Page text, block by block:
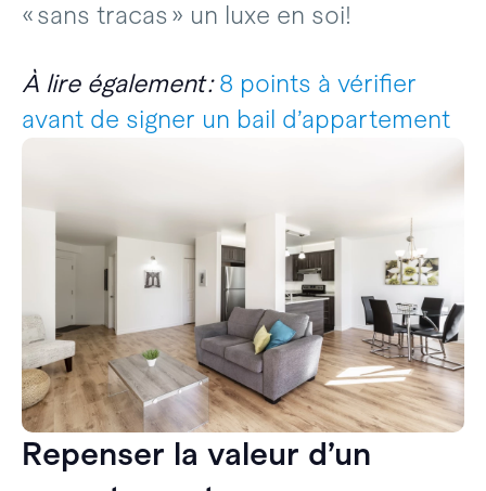
« sans tracas » un luxe en soi!
À lire également : 8 points à vérifier
avant de signer un bail d’appartement
Repenser la valeur d’un